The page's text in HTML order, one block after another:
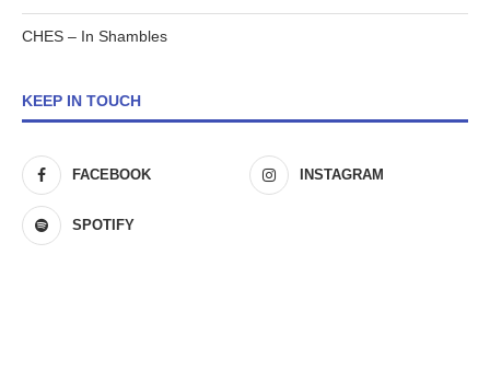
CHES – In Shambles
KEEP IN TOUCH
FACEBOOK INSTAGRAM
SPOTIFY